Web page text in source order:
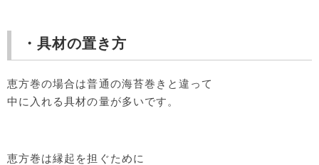
・具材の置き方
恵方巻の場合は普通の海苔巻きと違って
中に入れる具材の量が多いです。
恵方巻は縁起を担ぐために